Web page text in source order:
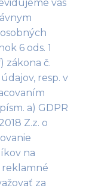
vás
6 ods. 1
zákona č.
resp. v
a) GDPR
Z.z. o
na
reklamné
za